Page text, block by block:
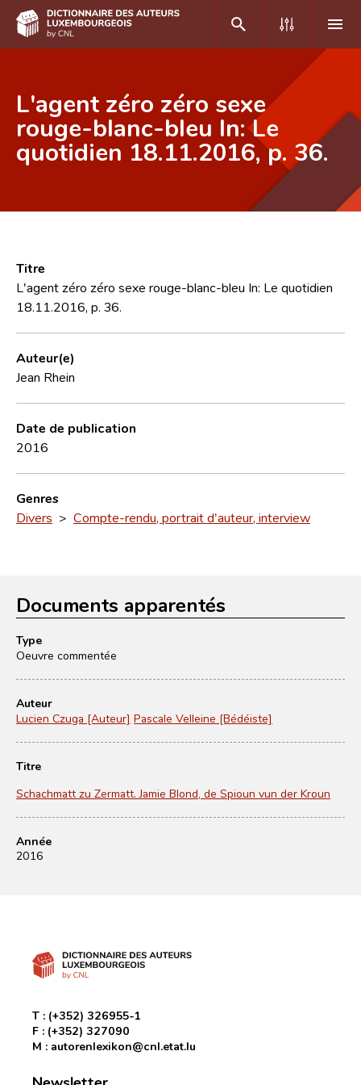
DE FR
Accueil
Recherche avancée
CNL
Équipe scientifique
L'agent zéro zéro sexe
rouge-blanc-bleu In: Le
quotidien 18.11.2016, p. 36.
Titre
L'agent zéro zéro sexe rouge-blanc-bleu In: Le quotidien
18.11.2016, p. 36.
Auteur(e)
Jean Rhein
Date de publication
2016
Genres
Divers > Compte-rendu, portrait d'auteur, interview
Documents apparentés
Type
Oeuvre commentée
Auteur
Lucien Czuga [Auteur] Pascale Velleine [Bédéiste]
Titre
Schachmatt zu Zermatt. Jamie Blond, de Spioun vun der Kroun
Année
2016
T : (+352) 326955-1
F : (+352) 327090
M : autorenlexikon@cnl.etat.lu